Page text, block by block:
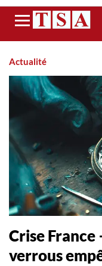
Menu
Actualité
Crise France
verrous